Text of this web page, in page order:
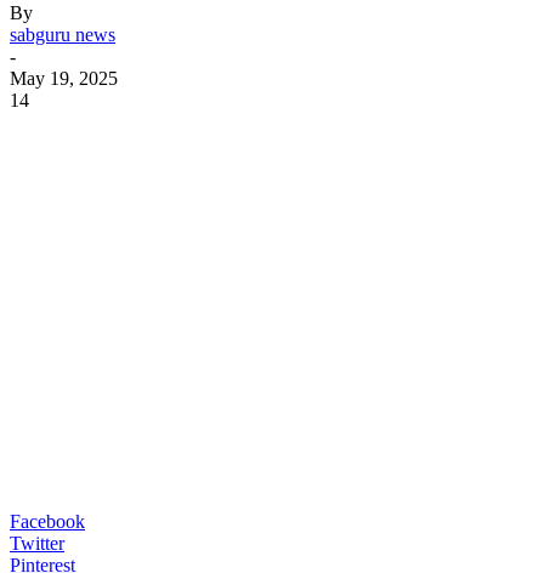
By
sabguru news
-
May 19, 2025
14
Facebook
Twitter
Pinterest